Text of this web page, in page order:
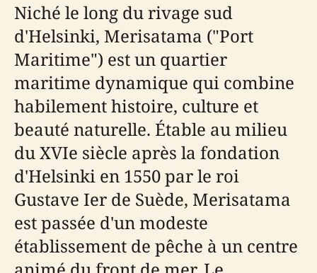
Niché le long du rivage sud
d'Helsinki, Merisatama ("Port
Maritime") est un quartier
maritime dynamique qui combine
habilement histoire, culture et
beauté naturelle. Étable au milieu
du XVIe siècle après la fondation
d'Helsinki en 1550 par le roi
Gustave Ier de Suède, Merisatama
est passée d'un modeste
établissement de pêche à un centre